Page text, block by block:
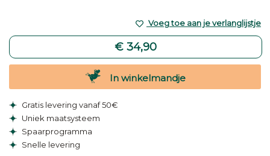
€ 34,90
Voeg toe aan je verlanglijstje
In winkelmandje
Gratis levering vanaf 50€
Uniek maatsysteem
Spaarprogramma
Snelle levering